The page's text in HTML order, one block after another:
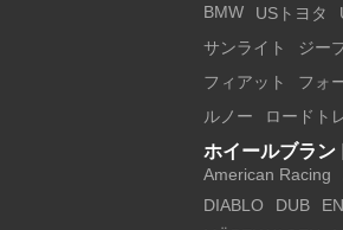
BMW USトヨタ
サンライト
ジー
フィアット
フォ
ルノー
ロードト
ホイールブラン
American Racing
DIABLO
DUB